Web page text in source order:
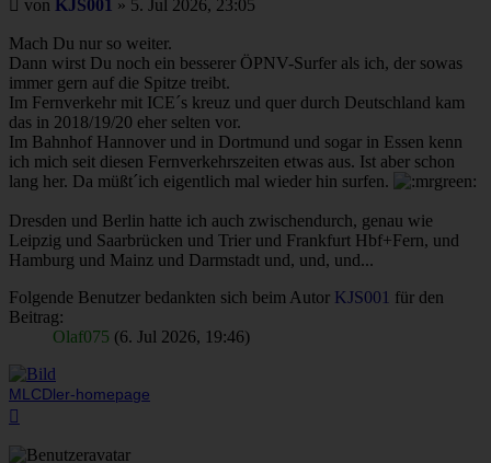
von KJS001 » 5. Jul 2026, 23:05
Mach Du nur so weiter.
Dann wirst Du noch ein besserer ÖPNV-Surfer als ich, der sowas
immer gern auf die Spitze treibt.
Im Fernverkehr mit ICE´s kreuz und quer durch Deutschland kam
das in 2018/19/20 eher selten vor.
Im Bahnhof Hannover und in Dortmund und sogar in Essen kenn
ich mich seit diesen Fernverkehrszeiten etwas aus. Ist aber schon
lang her. Da müßt´ich eigentlich mal wieder hin surfen.
Dresden und Berlin hatte ich auch zwischendurch, genau wie
Leipzig und Saarbrücken und Trier und Frankfurt Hbf+Fern, und
Hamburg und Mainz und Darmstadt und, und, und...
Folgende Benutzer bedankten sich beim Autor KJS001 für den
Beitrag:
Olaf075 (6. Jul 2026, 19:46)
MLCDler-homepage